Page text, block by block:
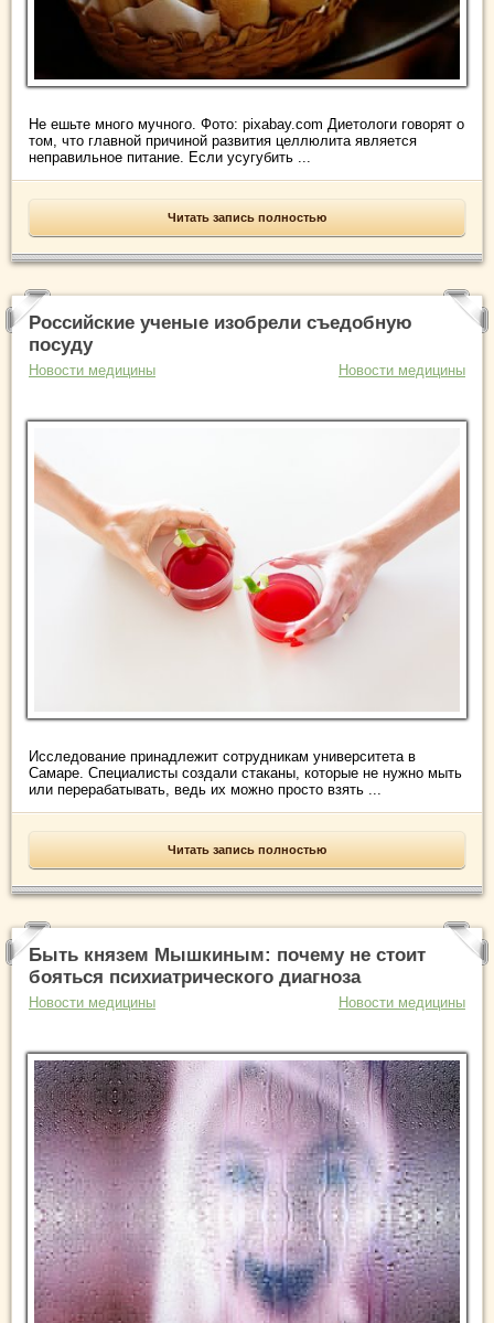
Не ешьте много мучного. Фото: pixabay.com Диетологи говорят о
том, что главной причиной развития целлюлита является
неправильное питание. Если усугубить ...
Читать запись полностью
Российские ученые изобрели съедобную
посуду
Новости медицины Новости медицины
Исследование принадлежит сотрудникам университета в
Самаре. Специалисты создали стаканы, которые не нужно мыть
или перерабатывать, ведь их можно просто взять ...
Читать запись полностью
Быть князем Мышкиным: почему не стоит
бояться психиатрического диагноза
Новости медицины Новости медицины